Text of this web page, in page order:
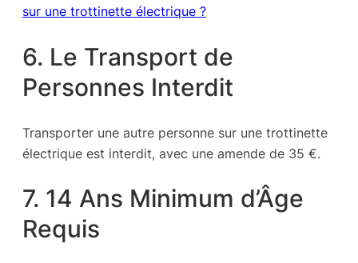
sur une trottinette électrique ?
6. Le Transport de
Personnes Interdit
Transporter une autre personne sur une trottinette
électrique est interdit, avec une amende de 35 €.
7. 14 Ans Minimum d’Âge
Requis